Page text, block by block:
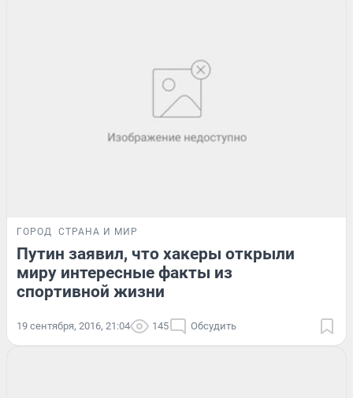
ГОРОД СТРАНА И МИР
Путин заявил, что хакеры открыли
миру интересные факты из
спортивной жизни
19 сентября, 2016, 21:04 145 Обсудить